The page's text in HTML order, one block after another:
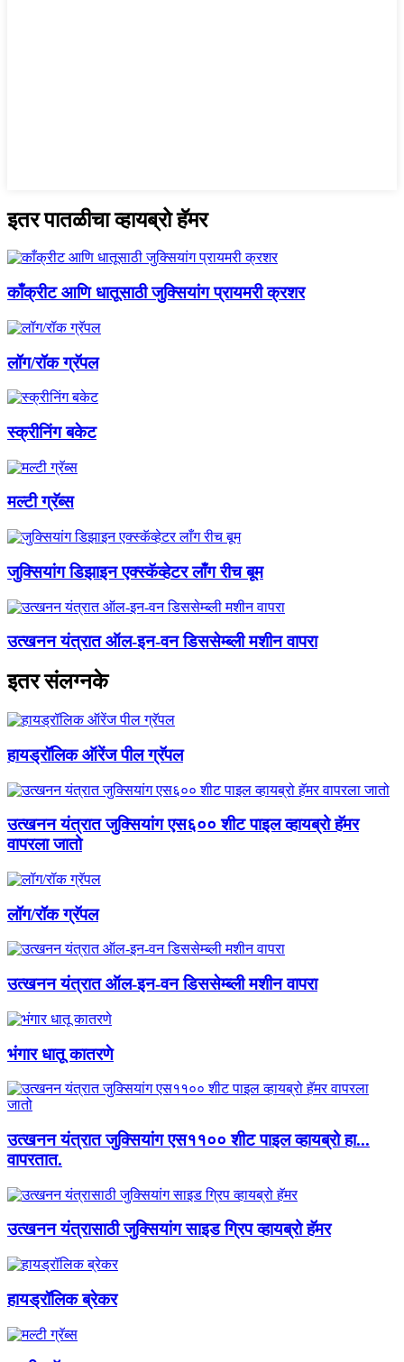
इतर पातळीचा व्हायब्रो हॅमर
काँक्रीट आणि धातूसाठी जुक्सियांग प्रायमरी क्रशर
लॉग/रॉक ग्रॅपल
स्क्रीनिंग बकेट
मल्टी ग्रॅब्स
जुक्सियांग डिझाइन एक्स्कॅव्हेटर लाँग रीच बूम
उत्खनन यंत्रात ऑल-इन-वन डिससेम्ब्ली मशीन वापरा
इतर संलग्नके
हायड्रॉलिक ऑरेंज पील ग्रॅपल
उत्खनन यंत्रात जुक्सियांग एस६०० शीट पाइल व्हायब्रो हॅमर
वापरला जातो
लॉग/रॉक ग्रॅपल
उत्खनन यंत्रात ऑल-इन-वन डिससेम्ब्ली मशीन वापरा
भंगार धातू कातरणे
उत्खनन यंत्रात जुक्सियांग एस११०० शीट पाइल व्हायब्रो हा...
वापरतात.
उत्खनन यंत्रासाठी जुक्सियांग साइड ग्रिप व्हायब्रो हॅमर
हायड्रॉलिक ब्रेकर